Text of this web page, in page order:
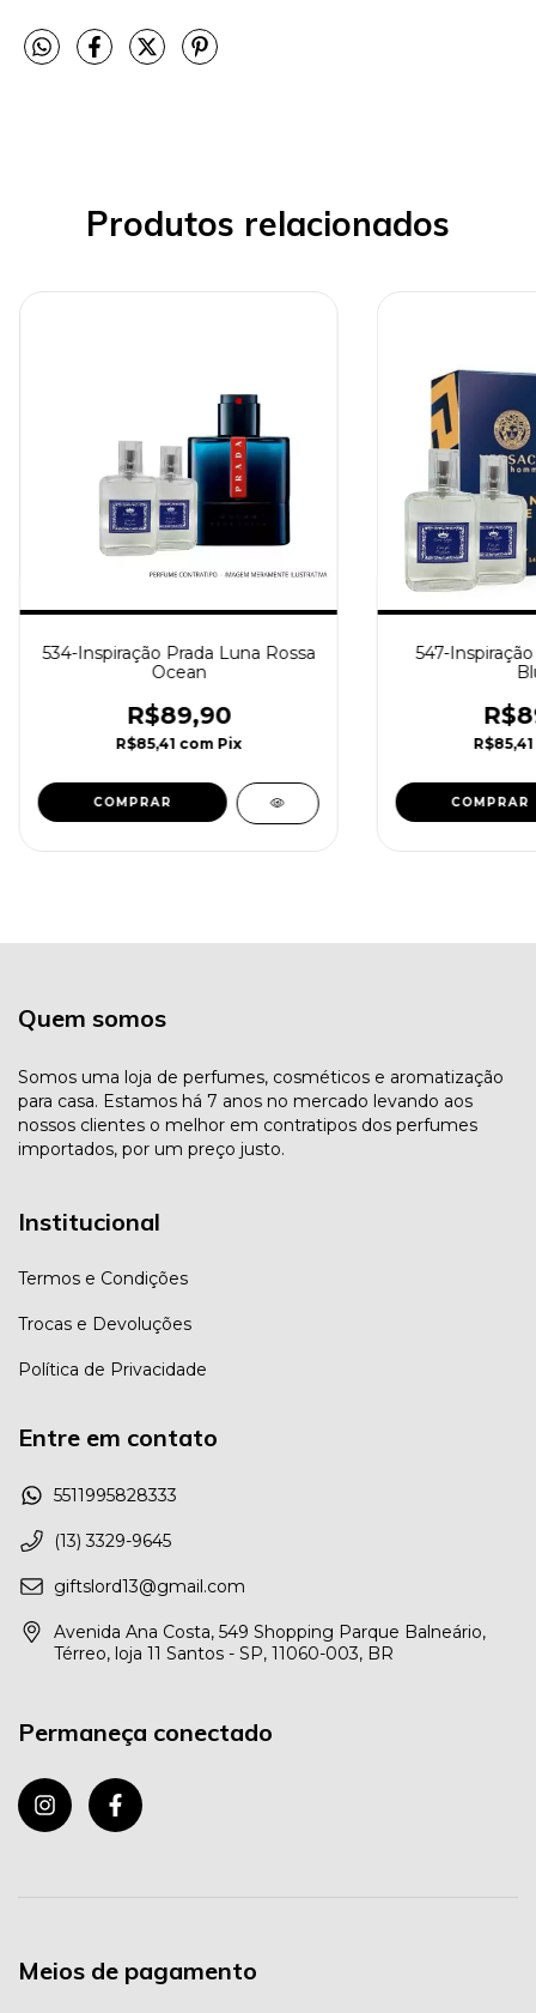
Produtos relacionados
534-Inspiração Prada Luna Rossa
Ocean
R$89,90
R$85,41 com Pix
COMPRAR
547-
R$85,41
COMPRAR
Quem somos
Somos uma loja de perfumes, cosméticos e aromatização
para casa. Estamos há 7 anos no mercado levando aos
nossos clientes o melhor em contratipos dos perfumes
importados, por um preço justo.
Institucional
Termos e Condições
Trocas e Devoluções
Política de Privacidade
Entre em contato
5511995828333
(13) 3329-9645
giftslord13@gmail.com
Avenida Ana Costa, 549 Shopping Parque Balneário,
Térreo, loja 11 Santos - SP, 11060-003, BR
Permaneça conectado
Meios de pagamento